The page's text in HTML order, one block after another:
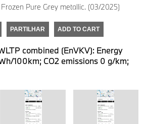
Pure Grey metallic. (03/2025)
PARTILHAR ADD TO CART
combined (EnVKV): Energy
100km; CO2 emissions 0 g/km;